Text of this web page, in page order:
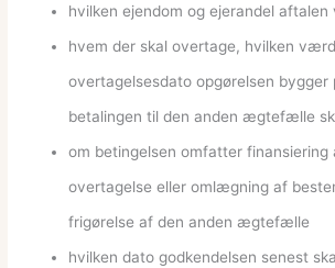
hvilken ejendom og ejerandel aftalen
hvem der skal overtage, hvilken
overtagelsesdato opgørelsen bygger
betalingen til den anden ægtefælle
om betingelsen omfatter finansiering
overtagelse eller omlægning af
frigørelse af den anden ægtefælle
hvilken dato godkendelsen senest